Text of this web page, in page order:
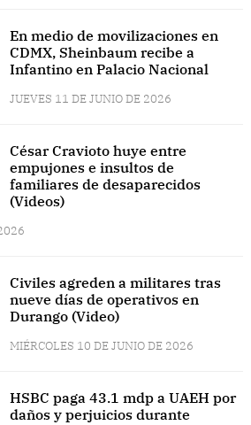
En medio de movilizaciones en
CDMX, Sheinbaum recibe a
Infantino en Palacio Nacional
JUEVES 11 DE JUNIO DE 2026
César Cravioto huye entre
empujones e insultos de
familiares de desaparecidos
(Videos)
Civiles agreden a militares tras
nueve días de operativos en
Durango (Video)
MIÉRCOLES 10 DE JUNIO DE 2026
HSBC paga 43.1 mdp a UAEH por
daños y perjuicios durante